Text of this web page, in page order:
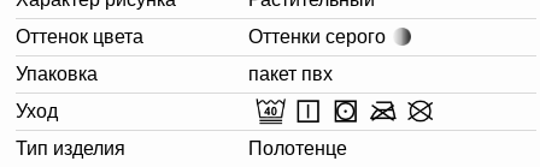
Оттенок цвета
Оттенки серого
Упаковка
пакет пвх
Уход
Тип изделия
Полотенце